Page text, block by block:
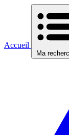
Accueil
Ma